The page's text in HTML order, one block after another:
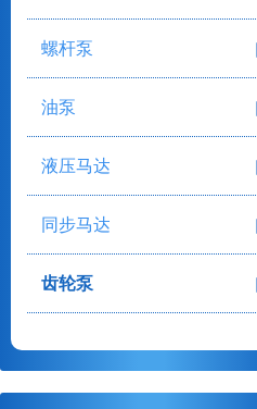
螺杆泵
油泵
液压马达
同步马达
齿轮泵